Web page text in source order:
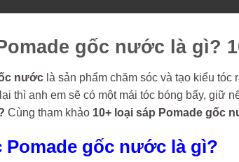
gốc nước là gì?
nước là sản phẩm chăm sóc và tạo kiểu
thì anh em sẽ có một mái tóc bóng bẩy, giữ
Cùng tham khảo 10+ loại sáp Pomade gốc
Pomade gốc nước là gì?